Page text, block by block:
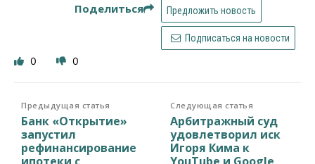
Поделиться Предложить новость
Подписаться на новости
0 0
Предыдущая статья
Банк «Открытие»
запустил
рефинансирование
ипотеки с
Следующая статья
Арбитражный суд
удовлетворил иск
Игоря Кима к
YouTube и Google